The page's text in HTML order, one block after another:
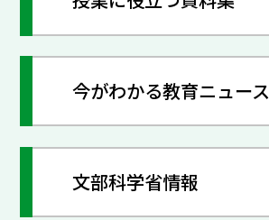
今がわかる教育ニュース
文部科学省情報